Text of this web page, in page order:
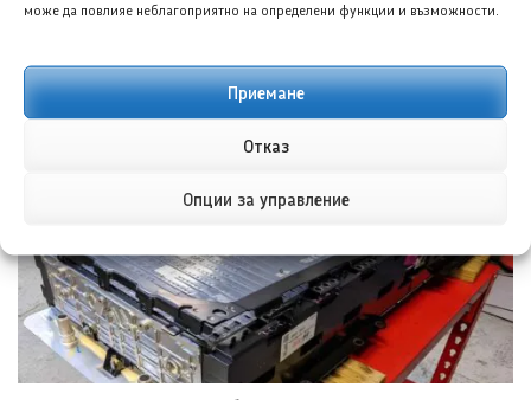
може да повлияе неблагоприятно на определени функции и възможности.
Приемане
Отказ
Опции за управление
НОВИ ПУБЛИКАЦИИ